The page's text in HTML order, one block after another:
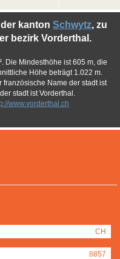
CH
8857
kanton Schwytz, zu
bezirk Vorderthal.
Die Mindesthöhe ist 605 m, die
Höhe beträgt 1.022 m.
französische Name der stadt ist
stadt ist Vorderthal.
www.vorderthal.ch